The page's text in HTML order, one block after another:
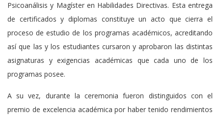
Psicoanálisis y Magíster en Habilidades Directivas. Esta entrega
de certificados y diplomas constituye un acto que cierra el
proceso de estudio de los programas académicos, acreditando
así que las y los estudiantes cursaron y aprobaron las distintas
asignaturas y exigencias académicas que cada uno de los
programas posee.
A su vez, durante la ceremonia fueron distinguidos con el
premio de excelencia académica por haber tenido rendimientos